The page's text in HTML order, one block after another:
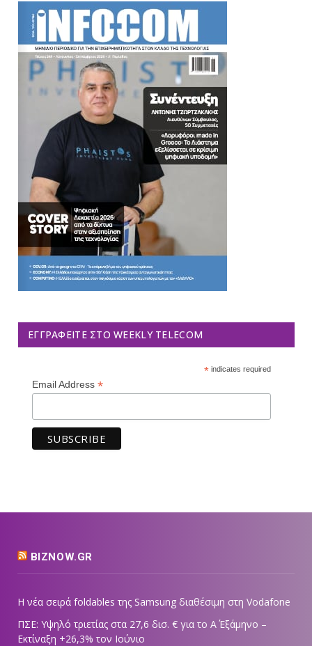
ΕΓΓΡΑΦΕΊΤΕ ΣΤΟ WEEKLY TELECOM
*indicates required
Email Address *
BIZNOW.GR
Η νέα σειρά foldables της Samsung διαθέσιμη στη Vodafone
ΠΣΕ: Υψηλό τριετίας στα 27,6 δισ. € για το Α΄ Εξάμηνο –
Εκτίναξη +26,3% τον Ιούνιο